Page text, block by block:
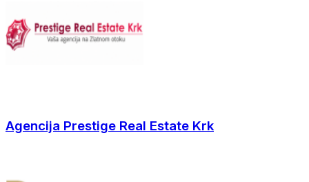
Agencija Prestige Real Estate Krk